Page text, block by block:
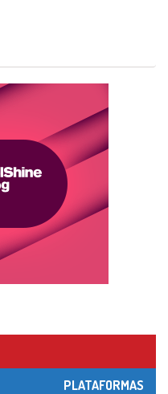
PLATAFORMAS